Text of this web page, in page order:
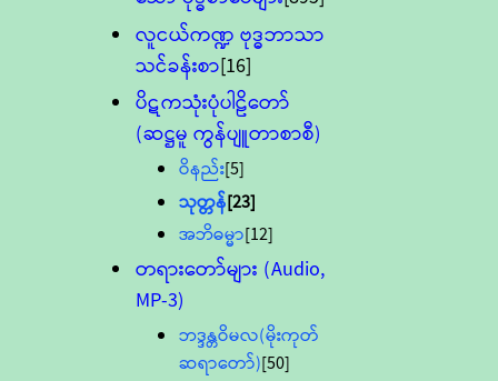
လူငယ်ကဏ္ဍ ဗုဒ္ဓဘာသာ
သင်ခန်းစာ[16]
ပိဋကသုံးပုံပါဠိတော်
(ဆဋ္ဌမူ ကွန်ပျူတာစာစီ)
ဝိနည်း[5]
သုတ္တန်[23]
အဘိဓမ္မာ[12]
တရားတော်များ (Audio,
MP-3)
ဘဒ္ဒန္တဝိမလ(မိုးကုတ်
ဆရာတော်)[50]